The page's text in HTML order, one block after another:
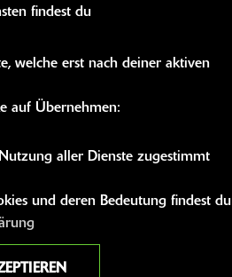
findest du
welche erst nach deiner aktiven
auf Übernehmen:
aller Dienste zugestimmt
und deren Bedeutung findest du